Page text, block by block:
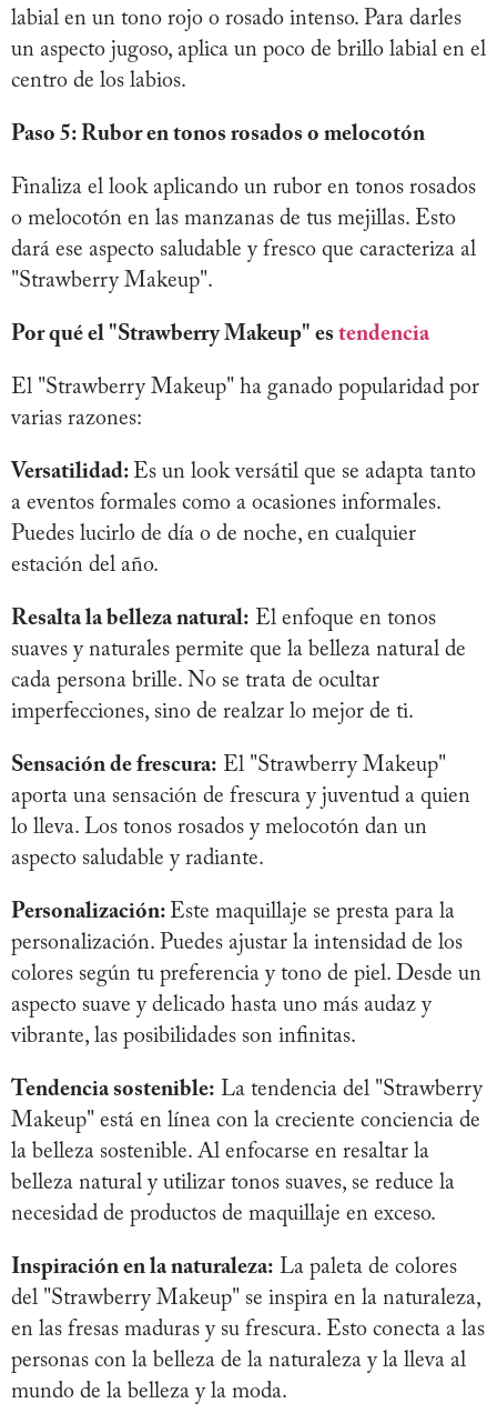
labial en un tono rojo o rosado intenso. Para darles
un aspecto jugoso, aplica un poco de brillo labial en el
centro de los labios.
Paso 5: Rubor en tonos rosados o melocotón
Finaliza el look aplicando un rubor en tonos rosados
o melocotón en las manzanas de tus mejillas. Esto
dará ese aspecto saludable y fresco que caracteriza al
"Strawberry Makeup".
Por qué el "Strawberry Makeup" es tendencia
El "Strawberry Makeup" ha ganado popularidad por
varias razones:
Versatilidad: Es un look versátil que se adapta tanto
a eventos formales como a ocasiones informales.
Puedes lucirlo de día o de noche, en cualquier
estación del año.
Resalta la belleza natural: El enfoque en tonos
suaves y naturales permite que la belleza natural de
cada persona brille. No se trata de ocultar
imperfecciones, sino de realzar lo mejor de ti.
Sensación de frescura: El "Strawberry Makeup"
aporta una sensación de frescura y juventud a quien
lo lleva. Los tonos rosados y melocotón dan un
aspecto saludable y radiante.
Personalización: Este maquillaje se presta para la
personalización. Puedes ajustar la intensidad de los
colores según tu preferencia y tono de piel. Desde un
aspecto suave y delicado hasta uno más audaz y
vibrante, las posibilidades son infinitas.
Tendencia sostenible: La tendencia del "Strawberry
Makeup" está en línea con la creciente conciencia de
la belleza sostenible. Al enfocarse en resaltar la
belleza natural y utilizar tonos suaves, se reduce la
necesidad de productos de maquillaje en exceso.
Inspiración en la naturaleza: La paleta de colores
del "Strawberry Makeup" se inspira en la naturaleza,
en las fresas maduras y su frescura. Esto conecta a las
personas con la belleza de la naturaleza y la lleva al
mundo de la belleza y la moda.